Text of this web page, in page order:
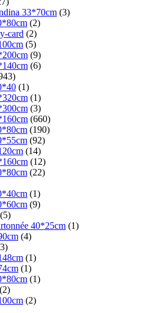
33*70cm (3)
(2)
card (2)
(5)
(9)
(6)
(1)
(1)
(3)
(660)
(190)
(92)
(14)
(12)
(22)
(1)
(9)
(5)
40*25cm (1)
(4)
(1)
(1)
(1)
(2)
(2)